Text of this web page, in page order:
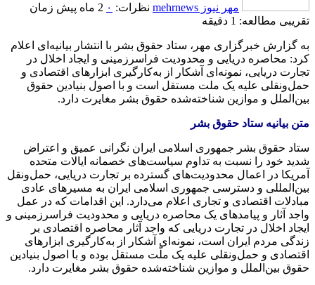
مهر نیوز mehrnews نظرات: ۰ 2 ماه پیش
زمان
تقریبی مطالعه: 1 دقیقه
به گزارش خبرگزاری مهر، ستاد حقوق بشر با انتشار بیانیه‌ای اعلام
کرد: محاصره دریایی و محدودیت فراسرزمینی و ایجاد اخلال در
تجارت دریایی، نمونه‌ای آشکار از به‌کارگیری ابزارهای اقتصادی و
حمل‌ونقلی علیه یک ملت مستقل است و با اصول بنیادین حقوق
بین‌الملل و موازین شناخته‌شده حقوق بشر مغایرت دارد.
متن بیانیه ستاد حقوق بشر
ستاد حقوق بشر جمهوری اسلامی ایران نگرانی عمیق و اعتراض
شدید خود را نسبت به تداوم سیاست‌های خصمانه ایالات متحده
آمریکا در اعمال محدودیت‌های گسترده بر تجارت دریایی، حمل‌ونقل
بین‌المللی و دسترسی جمهوری اسلامی ایران به مسیرهای عادی
مبادلات اقتصادی و تجاری اعلام می‌دارد. این اقدامات که در عمل
واجد آثار و پیامدهای یک محاصره دریایی و محدودیت فراسرزمینی و
ایجاد اخلال در تجارت دریایی که واجد آثار محاصره اقتصادی بر
زندگی مردم ایران است، نمونه‌ای آشکار از به‌کارگیری ابزارهای
اقتصادی و حمل‌ونقلی علیه یک ملّت مستقل بوده و با اصول بنیادین
حقوق بین‌الملل و موازین شناخته‌شده حقوق بشر مغایرت دارد.